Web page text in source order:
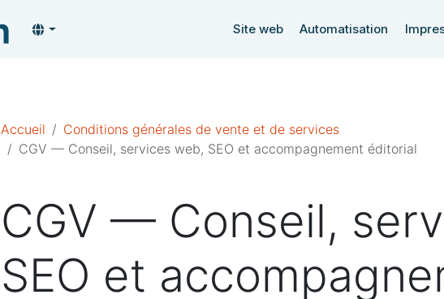
Site web Automatisation
Accueil
Conditions générales de vente et de services
CGV — Conseil, services web, SEO et accompagnement éditorial
CGV — Conseil,
SEO et